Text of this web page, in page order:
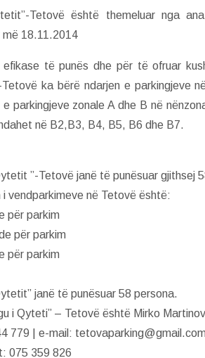
Tetovë është themeluar nga
më 18.11.2014
efikase të punës dhe për të ofruar
Tetovë ka bërë ndarjen e parkingjeve
parkingjeve zonale A dhe B në
në B2,B3, B4, B5, B6 dhe B7.
”-Tetovë janë të punësuar gjithsej
i vendparkimeve në Tetovë është:
për parkim
për parkim
për parkim
janë të punësuar 58 persona.
i Qyteti” – Tetovë është Mirko
779 | e-mail:
075 359 826